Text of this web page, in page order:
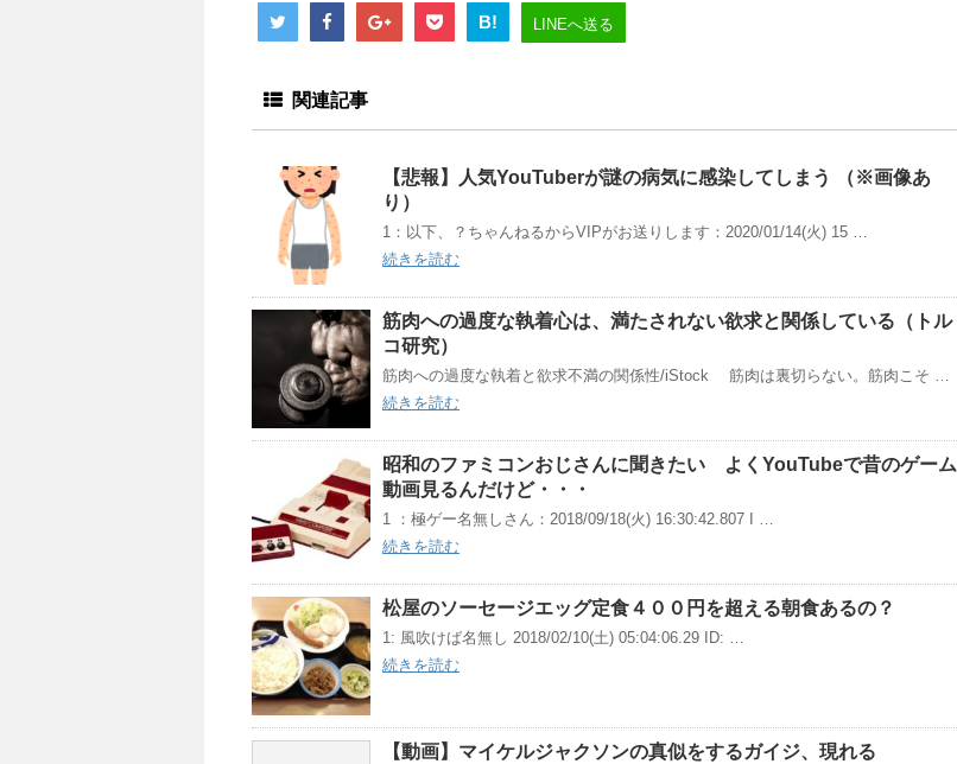
B! LINEへ送る
関連記事
【悲報】人気YouTuberが謎の病気に感染してしまう （※画像あ
り）
1：以下、？ちゃんねるからVIPがお送りします：2020/01/14(火) 15 …
続きを読む
筋肉への過度な執着心は、満たされない欲求と関係している（トル
コ研究）
筋肉への過度な執着と欲求不満の関係性/iStock 筋肉は裏切らない。筋肉こそ …
続きを読む
昭和のファミコンおじさんに聞きたい よくYouTubeで昔のゲーム
動画見るんだけど・・・
1 ：極ゲー名無しさん：2018/09/18(火) 16:30:42.807 I …
続きを読む
松屋のソーセージエッグ定食４００円を超える朝食あるの？
1: 風吹けば名無し 2018/02/10(土) 05:04:06.29 ID: …
続きを読む
【動画】マイケルジャクソンの真似をするガイジ、現れる